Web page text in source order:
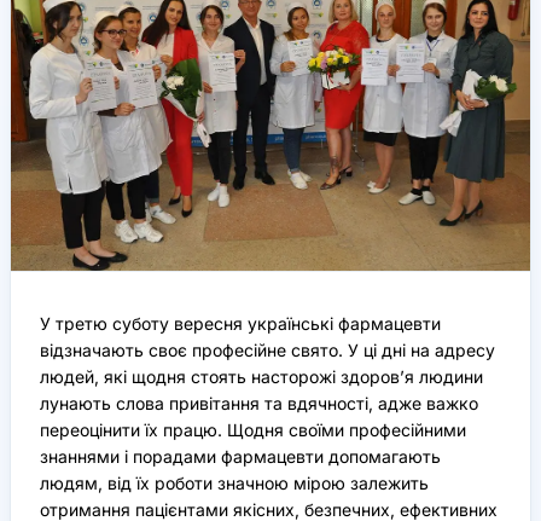
У третю суботу вересня українські фармацевти
відзначають своє професійне свято. У ці дні на адресу
людей, які щодня стоять насторожі здоров’я людини
лунають слова привітання та вдячності, адже важко
переоцінити їх працю. Щодня своїми професійними
знаннями і порадами фармацевти допомагають
людям, від їх роботи значною мірою залежить
отримання пацієнтами якісних, безпечних, ефективних